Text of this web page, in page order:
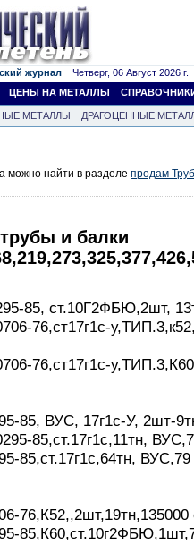
журнал Четверг, 06 Август 2026 г.
ЦЕНЫ НА МЕТАЛЛЫ
МЕТАЛЛЫ
ДРАГОЦЕННЫЕ
можно найти в разделе продам
и балки
85, ст.10Г2ФБЮ,2шт,
76,ст17г1с-
76,ст17г1с-
85, ВУС, 17г1с-У, 2шт-
85,ст.17г1с,11тн,
85,ст.17г1с,64тн,